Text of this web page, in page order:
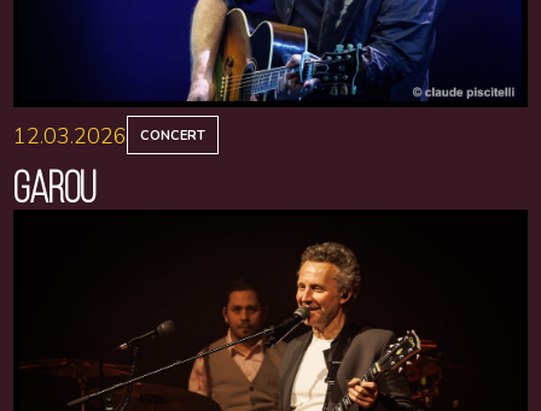
12.03.2026 CONCERT
GAROU